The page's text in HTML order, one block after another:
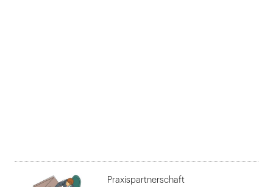
Praxispartnerschaft